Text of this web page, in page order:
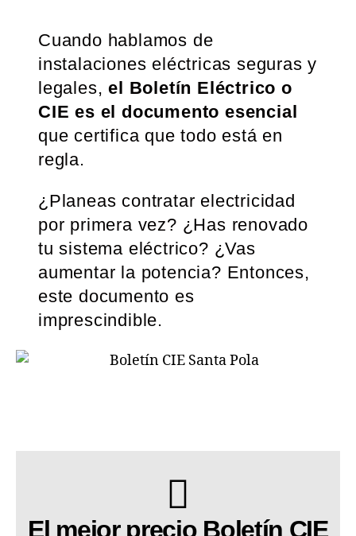
Cuando hablamos de
instalaciones eléctricas seguras y
legales,el Boletín Eléctrico o
CIE es el documento esencial
que certifica que todo está en
regla.
¿Planeas contratar electricidad
por primera vez? ¿Has renovado
tu sistema eléctrico? ¿Vas
aumentar la potencia? Entonces,
este documento es
imprescindible.
El mejor precio Boletín CIE